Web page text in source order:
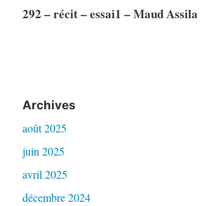
292 – récit – essai1 – Maud Assila
Archives
août 2025
juin 2025
avril 2025
décembre 2024